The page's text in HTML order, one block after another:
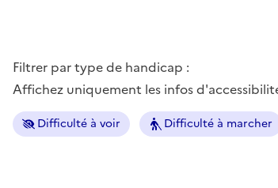
Filtrer par type de handicap :
Affichez uniquement les infos
Difficulté à voir Difficulté à marcher